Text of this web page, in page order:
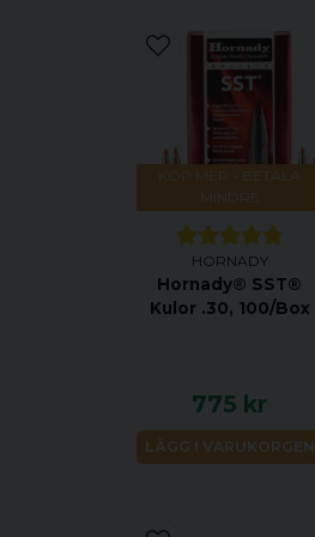
KÖP MER - BETALA
MINDRE
HORNADY
Hornady® SST®
Kulor .30, 100/Box
775 kr
LÄGG I VARUKORGEN